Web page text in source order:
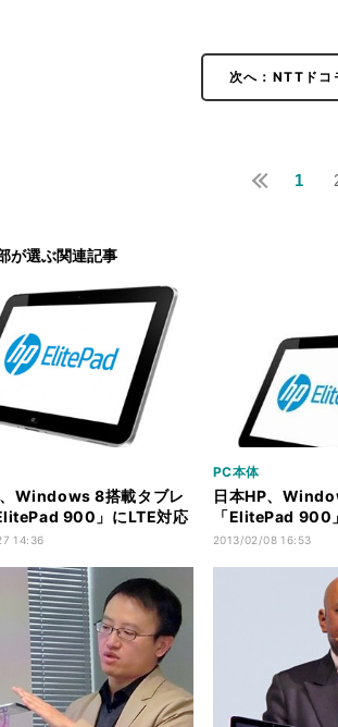
次へ：NTTド
1
が選ぶ関連記事
Windows 8搭載タブレ
900」にLTE対応
14:36
PC本体
日本HP、
「ElitePad 900
定
2013/02/08 16:53